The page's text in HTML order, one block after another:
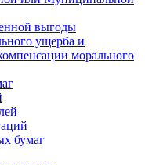
выгоды
ущерба и
морального
бумаг